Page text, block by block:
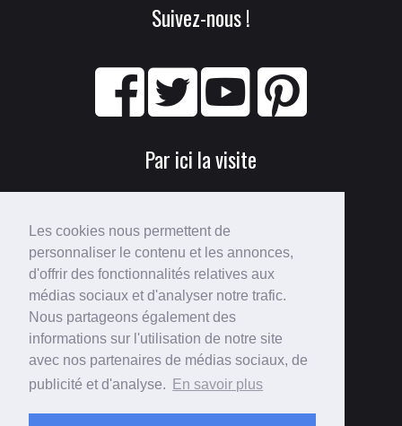
Les cookies nous permettent de
personnaliser le contenu et les annonces,
d'offrir des fonctionnalités relatives aux
médias sociaux et d'analyser notre trafic.
Nous partageons également des
informations sur l'utilisation de notre site
avec nos partenaires de médias sociaux, de
publicité et d'analyse.
En savoir plus
Suivez-nous !
Par ici la visite
Perdu ?
Voici le plan du site!